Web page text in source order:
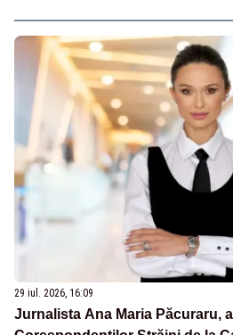
29 iul. 2026, 16:09
Jurnalista Ana Maria Păcuraru,